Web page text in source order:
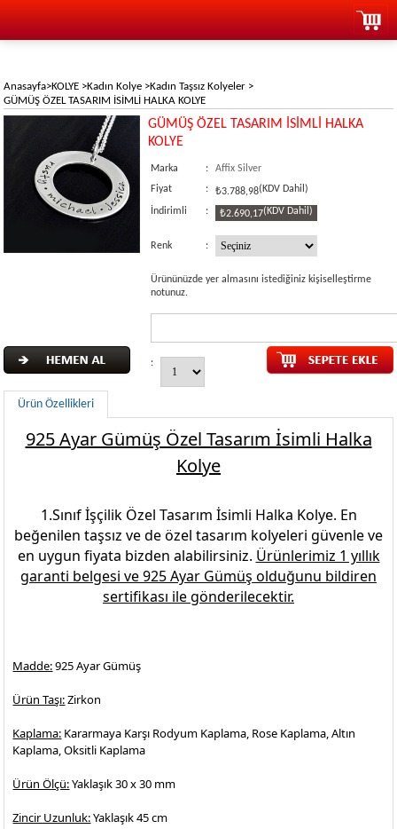
Anasayfa>KOLYE >Kadın Kolye >Kadın Taşsız Kolyeler >
GÜMÜŞ ÖZEL TASARIM İSİMLİ HALKA KOLYE
GÜMÜŞ ÖZEL TASARIM İSİMLİ HALKA
KOLYE
Marka :
Affix Silver
Fiyat
: ₺3.788,98(KDV Dahil)
İndirimli : ₺2.690,17(KDV Dahil)
Renk :
Ürününüzde yer almasını istediğiniz kişiselleştirme
notunuz.
:
Ürün Özellikleri
925 Ayar Gümüş Özel Tasarım İsimli Halka
Kolye
1.Sınıf İşçilik Özel Tasarım İsimli Halka Kolye. En
beğenilen taşsız ve de özel tasarım kolyeleri güvenle ve
en uygun fiyata bizden alabilirsiniz. Ürünlerimiz 1 yıllık
garanti belgesi ve925 Ayar Gümüş olduğunu bildiren
sertifikası ile gönderilecektir.
Madde:925 Ayar Gümüş
Ürün Taşı:Zirkon
Kaplama: Kararmaya Karşı Rodyum Kaplama, Rose Kaplama, Altın
Kaplama, Oksitli Kaplama
Ürün Ölçü:Yaklaşık 30 x 30 mm
Zincir Uzunluk:Yaklaşık 45 cm